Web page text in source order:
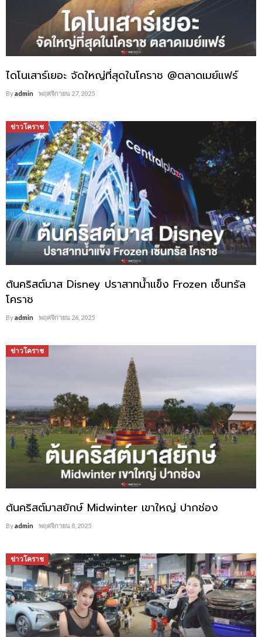
ไดโนเสาร์เยอะ จัดใหญ่ที่สุดในโคราช @ตลาดเมย์แฟร์
Byadmin พฤศจิกายน 27, 2025
ข่าวโคราช
ต้นคริสต์มาส Disney ปราสาทน้ำแข็ง Frozen เซ็นทรัล
โคราช
Byadmin พฤศจิกายน 26, 2025
ข่าวโคราช
ต้นคริสต์มาสยักษ์ Midwinter เขาใหญ่ ปากช่อง
Byadmin พฤศจิกายน 8, 2025
ข่าวโคราช